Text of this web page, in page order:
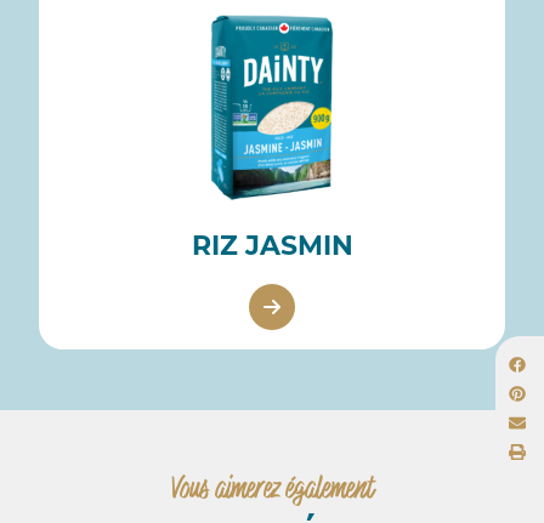
RIZ JASMIN
Vous aimerez également